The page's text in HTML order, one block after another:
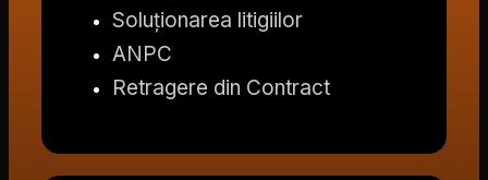
Soluționarea litigiilor
ANPC
Retragere din Contract